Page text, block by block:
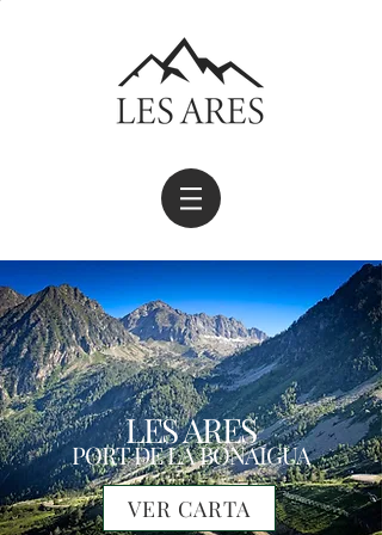
LES ARES
PORT DE LA BONAIGUA
VER CARTA